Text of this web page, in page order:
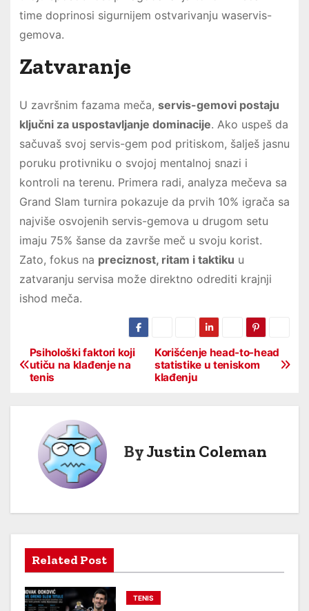
time doprinosi sigurnijem ostvarivanju waservis-
gemova.
Zatvaranje
U završnim fazama meča, servis-gemovi postaju
ključni za uspostavljanje dominacije. Ako uspeš da
sačuvaš svoj servis-gem pod pritiskom, šalješ jasnu
poruku protivniku o svojoj mentalnoj snazi i
kontroli na terenu. Primera radi, analyza mečeva sa
Grand Slam turnira pokazuje da prvih 10% igrača sa
najviše osvojenih servis-gemova u drugom setu
imaju 75% šanse da završe meč u svoju korist.
Zato, fokus na preciznost, ritam i taktiku u
zatvaranju servisa može direktno odrediti krajnji
ishod meča.
P
i
g
Korišćenje head-to-head
statistike u teniskom
klađenju
Psihološki faktori koji
utiču na klađenje na
tenis
ByJustin Coleman
Related Post
TENIS